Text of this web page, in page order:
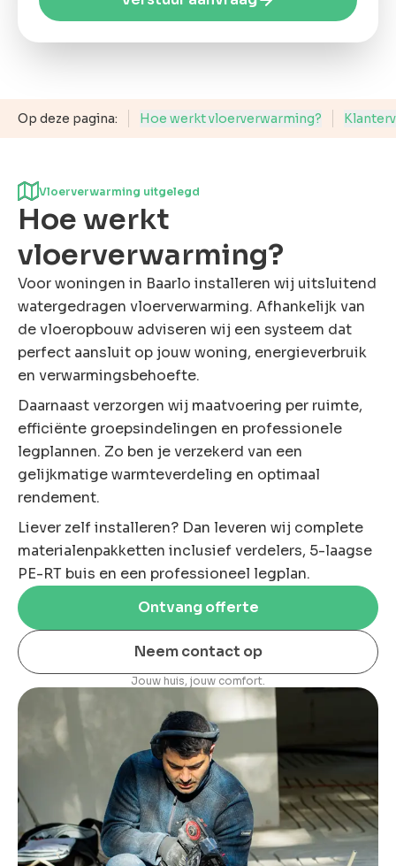
advies?
contact
ons op
Op deze pagina: Hoe werkt vloerverwarming?
Vloerverwarming uitgelegd
Hoe werkt
vloerverwarming?
Voor woningen in Baarlo installeren wij uitsluitend
watergedragen vloerverwarming. Afhankelijk van
de vloeropbouw adviseren wij een systeem dat
perfect aansluit op jouw woning, energieverbruik
en verwarmingsbehoefte.
Daarnaast verzorgen wij maatvoering per ruimte,
efficiënte groepsindelingen en professionele
legplannen. Zo ben je verzekerd van een
gelijkmatige warmteverdeling en optimaal
rendement.
Liever zelf installeren? Dan leveren wij complete
materialenpakketten inclusief verdelers, 5-laagse
PE-RT buis en een professioneel legplan.
Ontvang offerte
Neem contact op
Jouw huis, jouw comfort.